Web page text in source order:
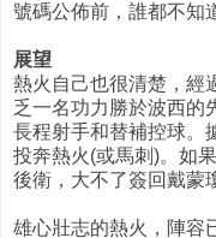
號碼公佈前，誰都不知
展望
熱火自己也很清楚，經
乏一名功力勝於波西的
長程射手和替補控球。
投奔熱火(或馬刺)。如
後衛，大不了簽回戴蒙
雄心壯志的熱火，陣容